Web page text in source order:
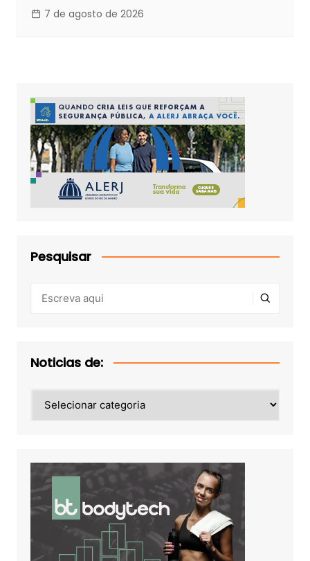
7 de agosto de 2026
Pesquisar
Noticias de:
de: